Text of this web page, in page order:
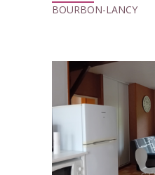
BOURBON-LANCY